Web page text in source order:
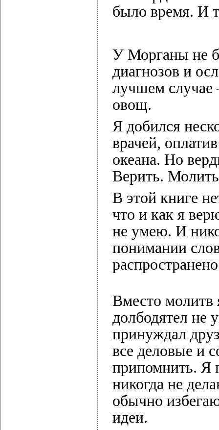
было время. И
У Морганы не
диагнозов и
лучшем случае
овощ.
Я добился
врачей,
океана. Но
Верить.
В этой книге
что и как я
не умею. И
понимании
Вместо молитв
долбодятел не
принуждал
все деловые и
припомнить. Я
никогда не
обычно
идеи.